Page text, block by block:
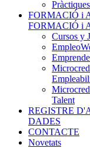
FORMACIÓ i
FORMACIÓ i
Cursos y
Talent
REGISTRE
DADES
CONTACTE
Novetats